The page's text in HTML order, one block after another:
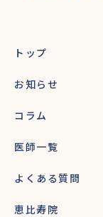
トップ
お知らせ
コラム
医師一覧
よくある質問
恵比寿院